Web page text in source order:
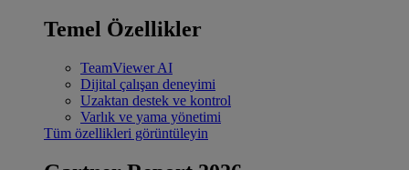
Temel Özellikler
TeamViewer AI
Dijital çalışan deneyimi
Uzaktan destek ve kontrol
Varlık ve yama yönetimi
Tüm özellikleri görüntüleyin